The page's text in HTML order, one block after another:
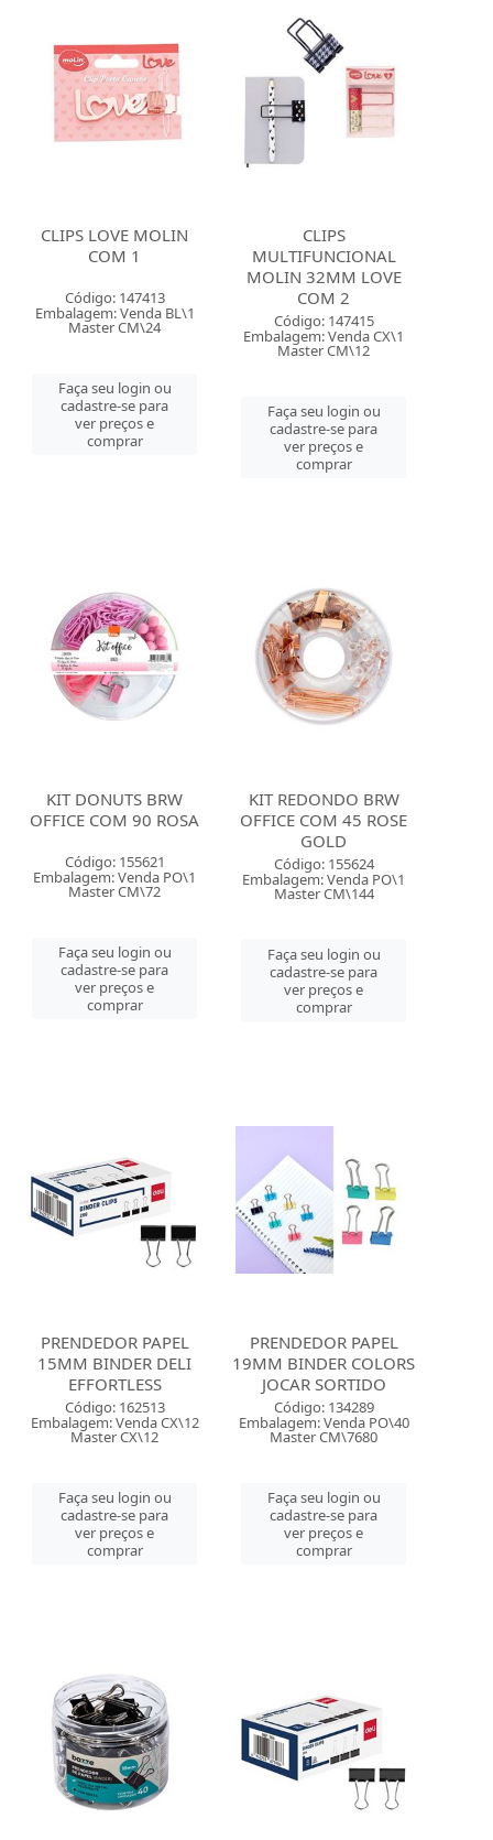
CLIPS LOVE MOLIN
COM 1
Código: 147413
Embalagem: Venda BL\1
Master CM\24
Faça seu login ou
cadastre-se para
ver preços e
comprar
CLIPS
MULTIFUNCIONAL
MOLIN 32MM LOVE
COM 2
Código: 147415
Embalagem: Venda CX\1
Master CM\12
Faça seu login ou
cadastre-se para
ver preços e
comprar
KIT DONUTS BRW
OFFICE COM 90 ROSA
Código: 155621
Embalagem: Venda PO\1
Master CM\72
Faça seu login ou
cadastre-se para
ver preços e
comprar
KIT REDONDO BRW
OFFICE COM 45 ROSE
GOLD
Código: 155624
Embalagem: Venda PO\1
Master CM\144
Faça seu login ou
cadastre-se para
ver preços e
comprar
PRENDEDOR PAPEL
15MM BINDER DELI
EFFORTLESS
Código: 162513
Embalagem: Venda CX\12
Master CX\12
Faça seu login ou
cadastre-se para
ver preços e
comprar
PRENDEDOR PAPEL
19MM BINDER COLORS
JOCAR SORTIDO
Código: 134289
Embalagem: Venda PO\40
Master CM\7680
Faça seu login ou
cadastre-se para
ver preços e
comprar